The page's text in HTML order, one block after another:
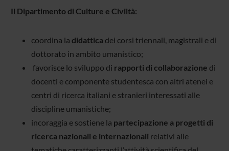
Il Dipartimento di Culture e Civiltà:
coordina la didatticadei corsi triennali, magistrali e di
dottorato in ambito umanistico;
favorisce lo sviluppo di rapporti di collaborazione di
docenti e componente studentesca con altri atenei e
centri di ricerca italiani e stranieri interessati alle
discipline umanistiche;
incoraggia e sostiene la partecipazione a progetti di
ricerca nazionali e internazionali relativi alle